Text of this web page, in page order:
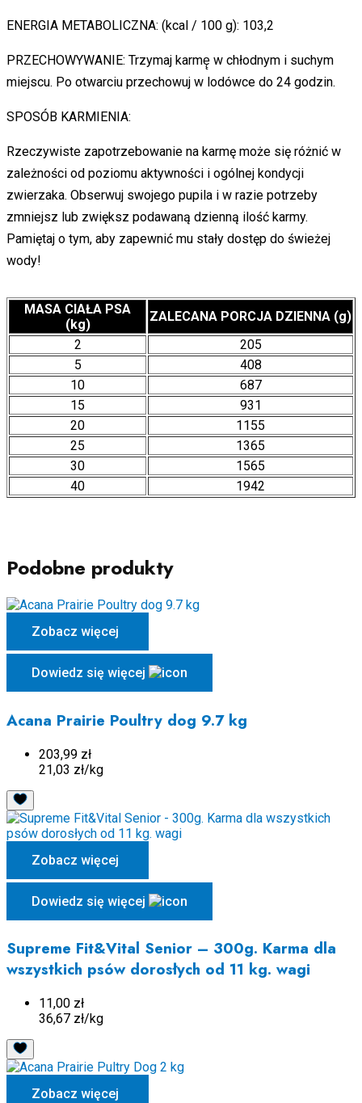
ENERGIA METABOLICZNA: (kcal / 100 g): 103,2
PRZECHOWYWANIE: Trzymaj karmę̨ w chłodnym i suchym
miejscu. Po otwarciu przechowuj w lodówce do 24 godzin.
SPOSÓB KARMIENIA:
Rzeczywiste zapotrzebowanie na karmę może się różnić w
zależności od poziomu aktywności i ogólnej kondycji
zwierzaka. Obserwuj swojego pupila i w razie potrzeby
zmniejsz lub zwiększ podawaną dzienną ilość karmy.
Pamiętaj o tym, aby zapewnić mu stały dostęp do świeżej
wody!
MASA CIAŁA PSA
(kg)
ZALECANA PORCJA DZIENNA (g)
2
205
5
408
10
687
15
931
20
1155
25
1365
30
1565
40
1942
Podobne produkty
Zobacz więcej
Dowiedz się więcej
Acana Prairie Poultry dog 9.7 kg
203,99 zł
21,03 zł/kg
Zobacz więcej
Dowiedz się więcej
Supreme Fit&Vital Senior – 300g. Karma dla
wszystkich psów dorosłych od 11 kg. wagi
11,00 zł
36,67 zł/kg
Zobacz więcej